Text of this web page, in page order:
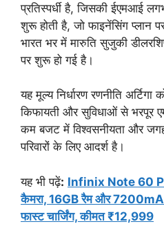
प्रतिस्पर्धी है, जिसकी ईएमआई
शुरू होती है, जो फाइनेंसिंग प्लान
भारत भर में मारुति सुजुकी
पर शुरू हो गई है।
यह मूल्य निर्धारण रणनीति
किफायती और सुविधाओं से भरपूर
कम बजट में विश्वसनीयता और
परिवारों के लिए आदर्श है।
यह भी पढ़ें: Infinix Note 60
कैमरा, 16GB रैम और
फास्ट चार्जिंग, कीमत ₹12,999